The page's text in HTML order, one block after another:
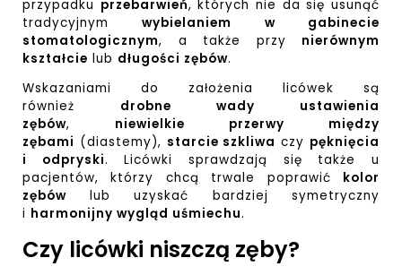
przypadku przebarwień, których nie da się usunąć
tradycyjnymwybielaniem w gabinecie
stomatologicznym, a także przy nierównym
kształcie lub długości zębów.
Wskazaniami do założenia licówek są
również drobne wady ustawienia
zębów, niewielkie przerwy między
zębami (diastemy), starcie szkliwa czy pęknięcia
i odpryski. Licówki sprawdzają się także u
pacjentów, którzy chcą trwale poprawić kolor
zębów lub uzyskać bardziej symetryczny
i harmonijny wygląd uśmiechu.
Czy licówki niszczą zęby?